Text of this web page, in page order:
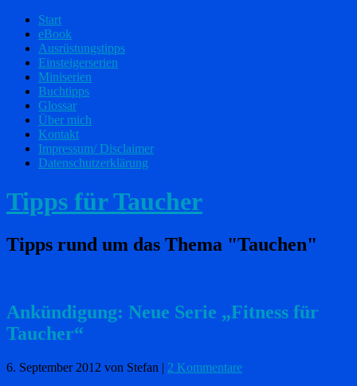
Start
eBook
Ausrüstungstipps
Einsteigerserien
Miniserien
Buchtipps
Glossar
Über mich
Kontakt
Impressum/ Disclaimer
Datenschutzerklärung
Tipps für Taucher
Tipps rund um das Thema "Tauchen"
Ankündigung: Neue Serie „Fitness für
Taucher“
6. September 2012 von Stefan | 2 Kommentare